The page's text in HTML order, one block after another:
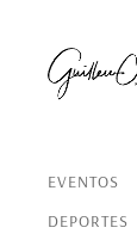
EVENTOS
DEPORTES